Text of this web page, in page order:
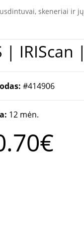
skeneriai ir
ir jų
#414906
12 mėn.